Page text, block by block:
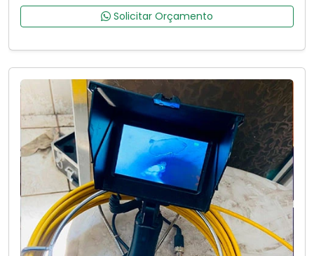
Solicitar Orçamento